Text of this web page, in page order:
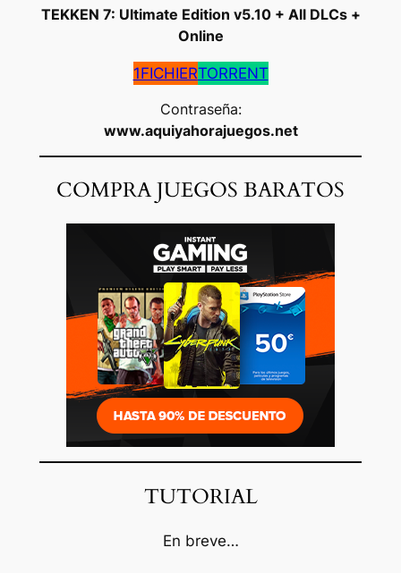
TEKKEN 7: Ultimate Edition v5.10 + All DLCs +
Online
1FICHIERTORRENT
Contraseña:
www.aquiyahorajuegos.net
COMPRA JUEGOS BARATOS
TUTORIAL
En breve…